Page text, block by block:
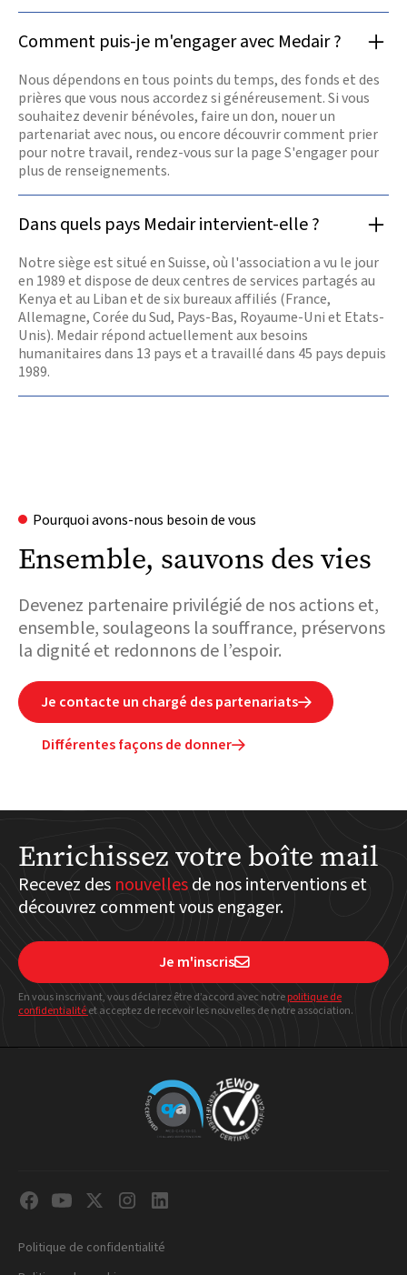
Comment puis-je m'engager avec Medair ?
Nous dépendons en tous points du temps, des fonds et des
prières que vous nous accordez si généreusement. Si vous
souhaitez devenir bénévoles, faire un don, nouer un
partenariat avec nous, ou encore découvrir comment prier
pour notre travail, rendez-vous sur la page S'engager pour
plus de renseignements.
Dans quels pays Medair intervient-elle ?
Notre siège est situé en Suisse, où l'association a vu le jour
en 1989 et dispose de deux centres de services partagés au
Kenya et au Liban et de six bureaux affiliés (France,
Allemagne, Corée du Sud, Pays-Bas, Royaume-Uni et Etats-
Unis). Medair répond actuellement aux besoins
humanitaires dans 13 pays et a travaillé dans 45 pays depuis
1989.
Pourquoi avons-nous besoin de vous
Ensemble, sauvons des vies
Devenez partenaire privilégié de nos actions et,
ensemble, soulageons la souffrance, préservons
la dignité et redonnons de l’espoir.
Je contacte un chargé des partenariats
Différentes façons de donner
Enrichissez votre boîte mail
Recevez des nouvellesde nos interventions et
découvrez comment vous engager.
Je m'inscris
En vous inscrivant, vous déclarez être d’accord avec notrepolitiquede
confidentialitéet acceptez de recevoir les nouvelles de notre association.
Politique de confidentialité